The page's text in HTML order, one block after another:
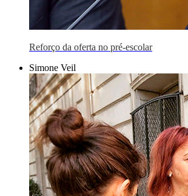
Reforço da oferta no pré-escolar
Simone Veil